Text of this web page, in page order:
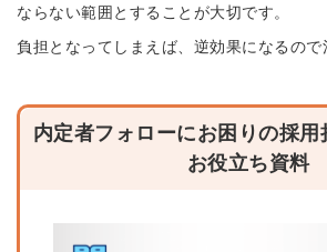
ならない範囲とすることが大切です。
負担となってしまえば、逆効果になるので
内定者フォローにお困りの採用
お役立ち資料